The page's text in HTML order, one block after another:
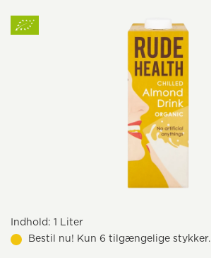
Indhold: 1 Liter
Bestil nu! Kun 6 tilgængelige stykker.